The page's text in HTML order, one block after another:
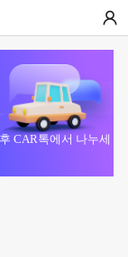
CAR톡에서 나누세